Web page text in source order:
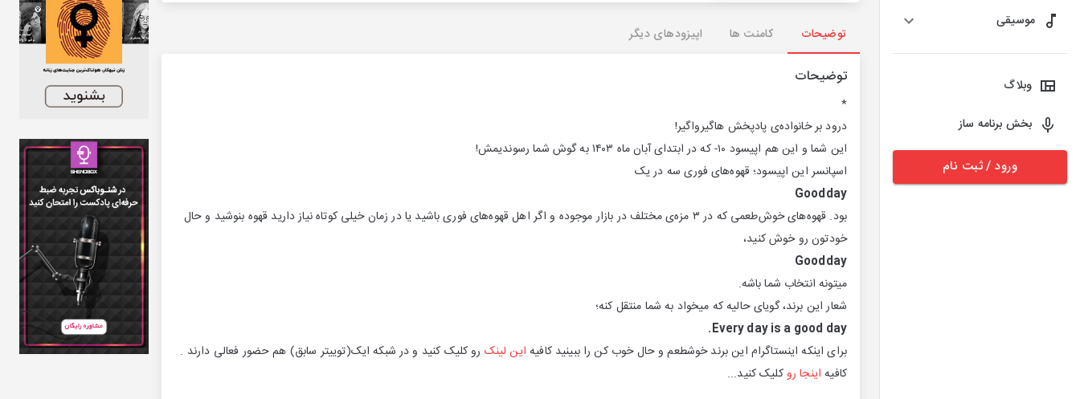
موسیقی
وبلاگ
بخش برنامه ساز
ورود / ثبت نام
توضیحات کامنت ها اپیزودهای دیگر
توضیحات
*
درود بر خانواده‌ی پادپخش هاگیرواگیر!
این شما و این هم اپیسود ۱۰- که در ابتدای آبان ماه ۱۴۰۳ به گوش شما رسوندیمش!
اسپانسر این اپیسود؛ قهوه‌های فوری سه‌ در یک
Goodday
بود. قهوه‌های خوش‌طعمی که در ۳ مزه‌ی مختلف در بازار موجوده و اگر اهل قهوه‌های فوری باشید یا در زمان خیلی کوتاه نیاز دارید قهوه‌ بنوشید و حال
خودتون رو خوش کنید،
Goodday
میتونه انتخاب شما باشه.
شعار این برند، گویای حالیه که میخواد به شما منتقل کنه؛
Every day is a good day.
برای اینکه اینستاگرام این برند خوشطعم و حال خوب کن را ببینید کافیه این لینک رو کلیک کنید و در شبکه ایک(توییتر سابق) هم حضور فعالی دارند .
کافیه اینجا روکلیک کنید...